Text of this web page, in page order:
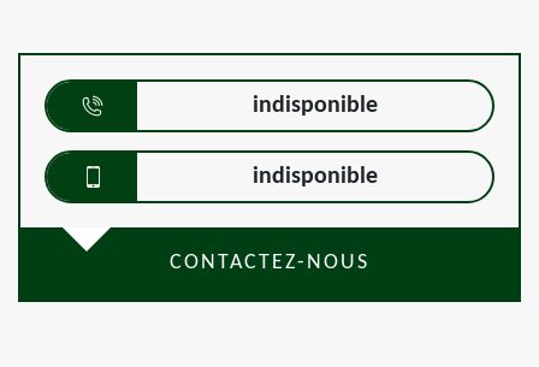
indisponible
indisponible
CONTACTEZ-NOUS